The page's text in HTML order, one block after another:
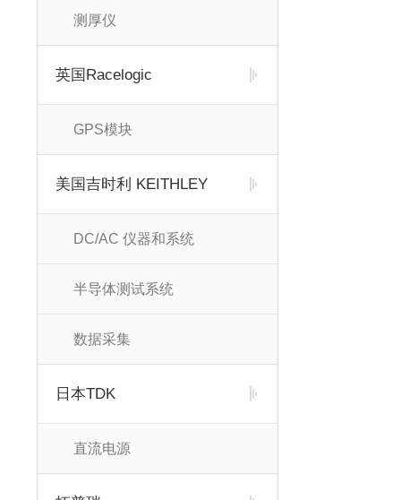
测厚仪
英国Racelogic
GPS模块
美国吉时利 KEITHLEY
DC/AC 仪器和系统
半导体测试系统
数据采集
日本TDK
直流电源